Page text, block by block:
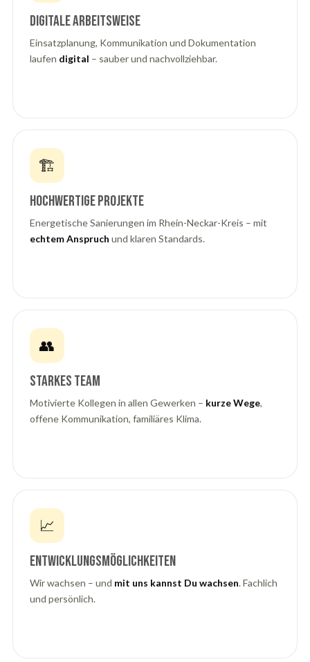
Digitale Arbeitsweise
Einsatzplanung, Kommunikation und Dokumentation
laufen digital – sauber und nachvollziehbar.
🏗️
Hochwertige Projekte
Energetische Sanierungen im Rhein-Neckar-Kreis – mit
echtem Anspruch und klaren Standards.
👥
Starkes Team
Motivierte Kollegen in allen Gewerken – kurze Wege,
offene Kommunikation, familiäres Klima.
📈
Entwicklungsmöglichkeiten
Wir wachsen – und mit uns kannst Du wachsen. Fachlich
und persönlich.